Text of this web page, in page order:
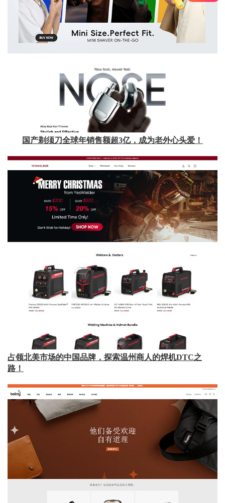
国产剃须刀全球年销售额超3亿，成为老外心头爱！
占领北美市场的中国品牌，探索温州商人的焊机DTC之
路！